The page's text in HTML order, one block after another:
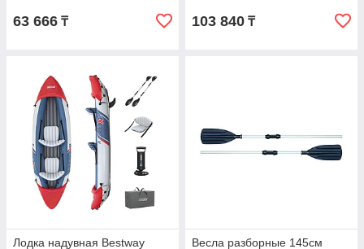
63 666 ₸ 103 840 ₸
Лодка надувная Bestway Весла разборные 145см